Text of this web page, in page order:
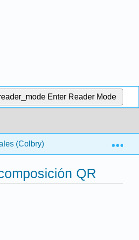
Enter Reader Mode
(Colbry) 41:21
QR